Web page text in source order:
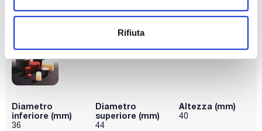
Rifiuta
Controlla le
scorte
Diametro
inferiore (mm)
36
Diametro
superiore (mm)
44
Altezza (mm)
40